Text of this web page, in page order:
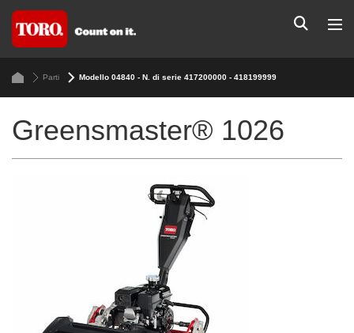
Parti Modello 04840 - N. di serie 417200000 - 418199999
Greensmaster® 1026